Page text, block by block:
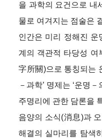
을 과학의 요건으로 내
물로 여겨지는 점술은
인간은 미리 정해진 운
계의 객관적 타당성 여
字所關)으로 통칭되는
－과학’ 명제는 ‘운명
주명리에 관한 담론을
음양의 소식(消息)과
해결의 실마리를 탐색